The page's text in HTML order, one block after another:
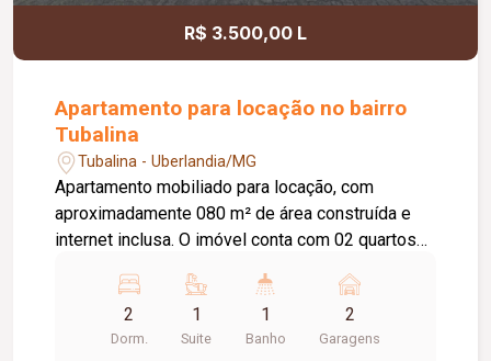
R$ 3.500,00 L
Apartamento para locação no bairro
Tubalina
Tubalina - Uberlandia/MG
Apartamento mobiliado para locação, com
aproximadamente 080 m² de área construída e
internet inclusa. O imóvel conta com 02 quartos
condicionado, sala em 02 ambientes com ar-
condicionado e sacada gourmet com
churrasqueira. Possui cozinha planejada com
2
Dorm.
1
Suite
1
Banho
2
Garagens